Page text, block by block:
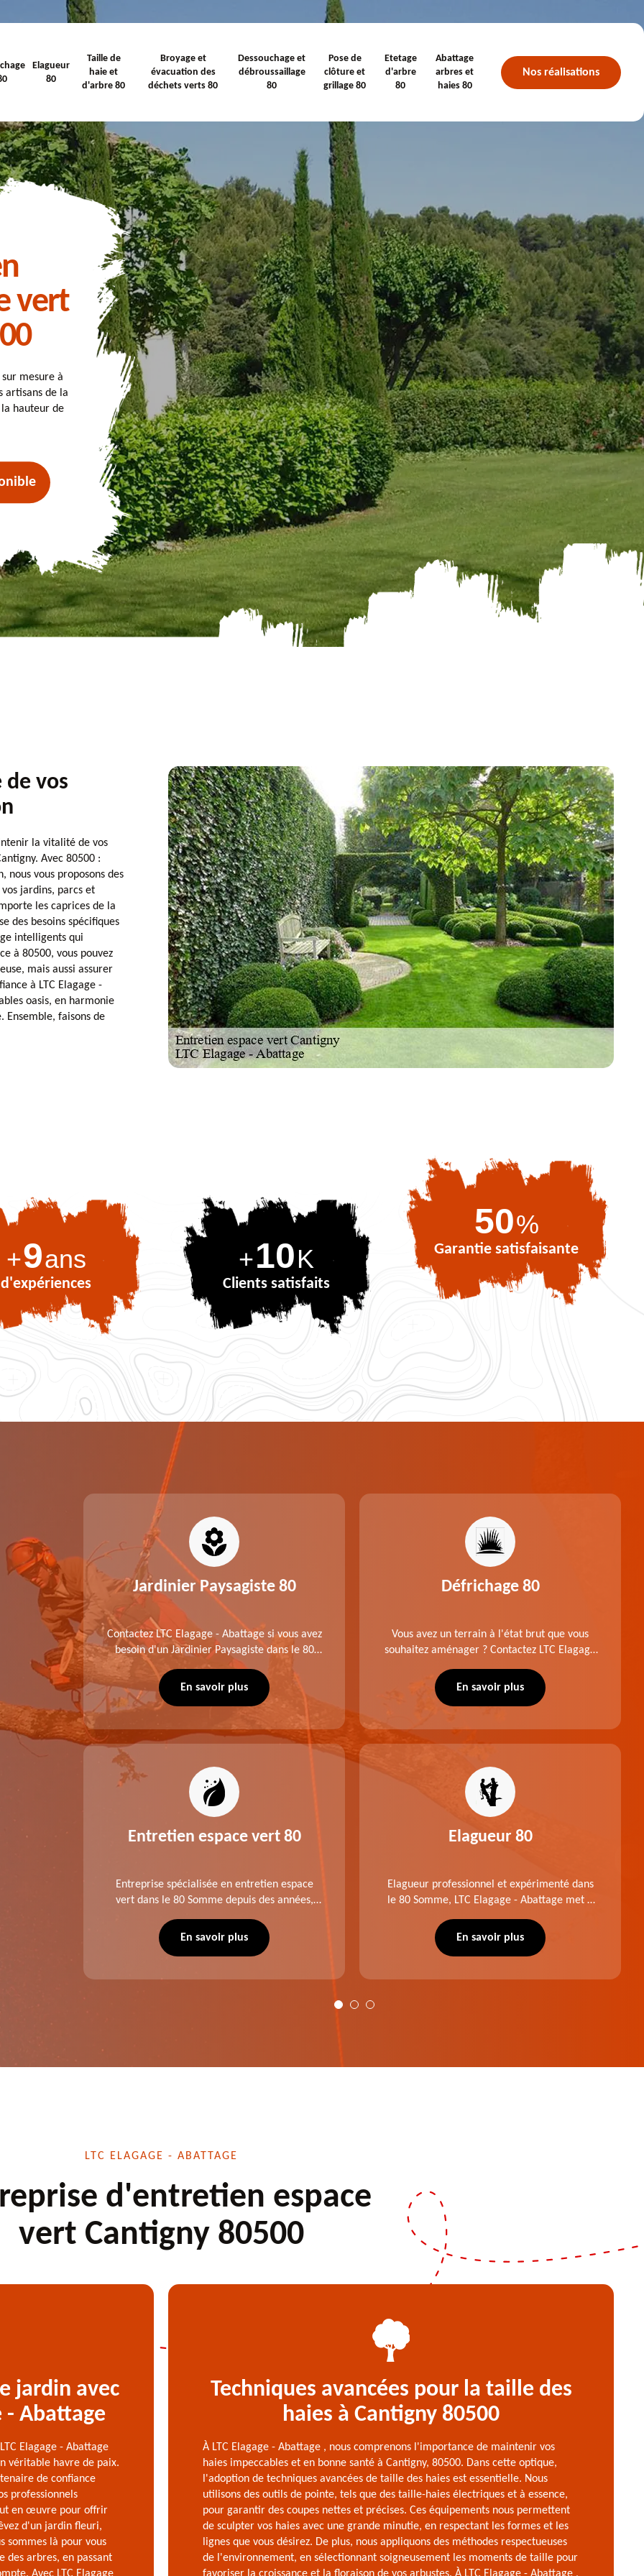
Elagueur
80
Taille de
haie et
d'arbre 80
Broyage et
évacuation des
déchets verts 80
Dessouchage et
débroussaillage
80
Pose de
clôture et
grillage 80
Etetage
d'arbre
80
Abattage
arbres et
haies 80
Nos réalisations
vert
mesure à
artisans de la
la hauteur de
de vos
la vitalité de vos
Avec 80500 :
nous vous proposons des
jardins, parcs et
les caprices de la
des besoins spécifiques
intelligents qui
à 80500, vous pouvez
mais aussi assurer
à LTC Elagage -
oasis, en harmonie
Ensemble, faisons de
+9ans
d'expériences
+10K
Clients satisfaits
69%
Garantie satisfaisante
fait
jardinier
.
des
80
,
dans
Jardinier Paysagiste 80
Contactez LTC Elagage - Abattage si vous avez
besoin d'un Jardinier Paysagiste dans le 80
Somme. Chaque intervention est exécutée
selon les normes en vigueur. Découvrez un
extérieur exceptionnel grâce à notre équipe.
En savoir plus
Entretien espace vert 80
Entreprise spécialisée en entretien espace
vert dans le 80 Somme depuis des années,
d'élagage, d'abattage d'arbres, de
dessouchage et autre. Devis offert.
En savoir plus
Défrichage 80
Vous avez un terrain à l'état brut que vous
souhaitez aménager ? Contactez LTC Elagage
80 Somme. Travail suivant les règles de l'art.
En savoir plus
Elagueur 80
Elagueur professionnel et expérimenté dans
le 80 Somme, LTC Elagage - Abattage met à
notre intervention, votre espace vert sera
En savoir plus
LTC ELAGAGE - ABATTAGE
d'entretien espace
vert Cantigny 80500
jardin avec
- Abattage
Elagage - Abattage
véritable havre de paix.
de confiance
professionnels
en œuvre pour offrir
d'un jardin fleuri,
sommes là pour vous
des arbres, en passant
Techniques avancées pour la taille des
haies à Cantigny 80500
À LTC Elagage - Abattage , nous comprenons l'importance de maintenir vos
haies impeccables et en bonne santé à Cantigny, 80500. Dans cette optique,
l'adoption de techniques avancées de taille des haies est essentielle. Nous
utilisons des outils de pointe, tels que des taille-haies électriques et à essence,
pour garantir des coupes nettes et précises. Ces équipements nous permettent
de sculpter vos haies avec une grande minutie, en respectant les formes et les
lignes que vous désirez. De plus, nous appliquons des méthodes respectueuses
de l'environnement, en sélectionnant soigneusement les moments de taille pour